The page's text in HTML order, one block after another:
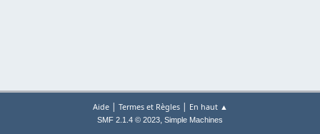
Aide| Termes et Règles| En haut ▲
SMF 2.1.4 © 2023, Simple Machines